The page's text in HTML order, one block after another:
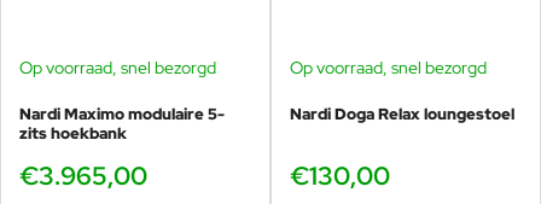
Op voorraad, snel bezorgd
Nardi Maximo modulaire 5-
zits hoekbank
€3.965,00
Op voorraad, snel bezorgd
Nardi Doga Relax loungestoel
€130,00